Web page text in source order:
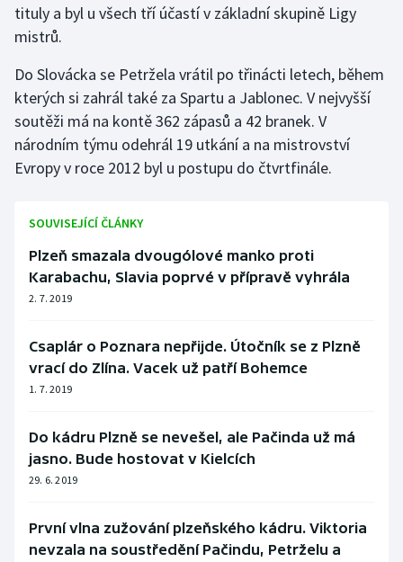
Moderní pětiboj
Olympijské hry
Parasport
Plážový volejbal
Ragby
Rychlostní kanoistika
Sportovní střelba
Stolní tenis
Triatlon
tituly a byl u všech tří účastí v základní skupině Ligy
mistrů.
Do Slovácka se Petržela vrátil po třinácti letech, během
kterých si zahrál také za Spartu a Jablonec. V nejvyšší
soutěži má na kontě 362 zápasů a 42 branek. V
národním týmu odehrál 19 utkání a na mistrovství
Evropy v roce 2012 byl u postupu do čtvrtfinále.
SOUVISEJÍCÍ ČLÁNKY
Plzeň smazala dvougólové manko proti
Karabachu, Slavia poprvé v přípravě vyhrála
2. 7. 2019
Csaplár o Poznara nepřijde. Útočník se z Plzně
vrací do Zlína. Vacek už patří Bohemce
1. 7. 2019
Do kádru Plzně se nevešel, ale Pačinda už má
jasno. Bude hostovat v Kielcích
29. 6. 2019
První vlna zužování plzeňského kádru. Viktoria
nevzala na soustředění Pačindu, Petrželu a